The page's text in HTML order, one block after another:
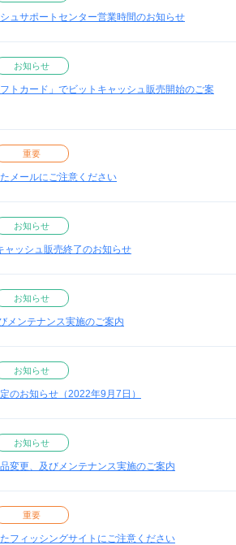
ュサポートセンター営業時間のお知らせ
お知らせ
トカード」でビットキャッシュ販売開始のご案
重要
メールにご注意ください
お知らせ
ャッシュ販売終了のお知らせ
お知らせ
メンテナンス実施のご案内
お知らせ
のお知らせ（2022年9月7日）
お知らせ
変更、及びメンテナンス実施のご案内
重要
フィッシングサイトにご注意ください